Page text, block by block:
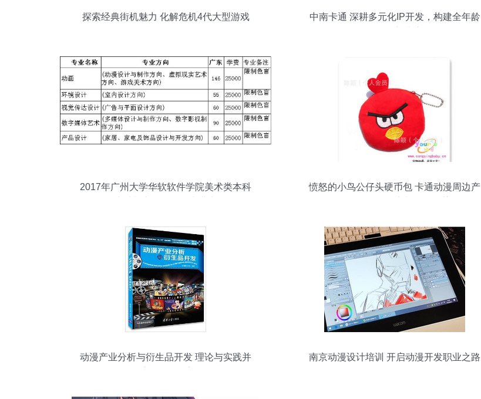
探索经典街机魅力 化解危机4代大型游戏
中南卡通 深耕多元化IP开发，构建全年龄
2017年广州大学华软软件学院美术类本科
愤怒的小鸟公仔头硬币包 卡通动漫周边产
动漫产业分析与衍生品开发 理论与实践并
南京动漫设计培训 开启动漫开发职业之路